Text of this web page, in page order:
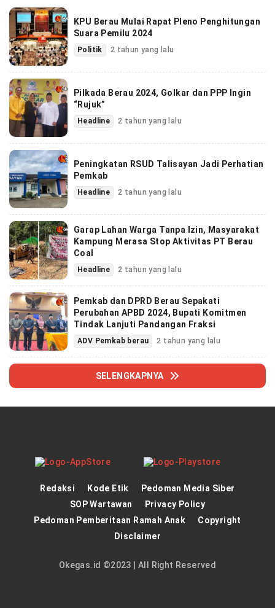
KPU Berau Mulai Rapat Pleno Penghitungan
Suara Pemilu 2024
Politik 2 tahun yang lalu
Pilkada Berau 2024, Golkar dan PPP Ingin
“Rujuk”
Headline 2 tahun yang lalu
Peningkatan RSUD Talisayan Jadi Perhatian
Pemkab
Headline 2 tahun yang lalu
Garap Lahan Warga Tanpa Izin, Masyarakat
Kampung Merasa Stop Aktivitas PT Berau
Coal
Headline 2 tahun yang lalu
Pemkab dan DPRD Berau Sepakati
Perubahan APBD 2024, Bupati Komitmen
Tindak Lanjuti Pandangan Fraksi
ADV Pemkab berau 2 tahun yang lalu
SELENGKAPNYA
Redaksi Kode Etik
Pedoman Media Siber
SOP Wartawan
Privacy Policy
Pedoman Pemberitaan Ramah Anak
Copyright
Disclaimer
Okegas.id ©2023 | All Right Reserved